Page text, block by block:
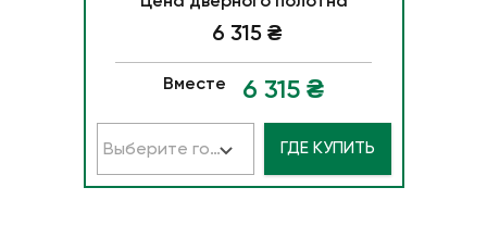
6 315 ₴
Вместе 6 315 ₴
Выберите город ГДЕ КУПИТЬ